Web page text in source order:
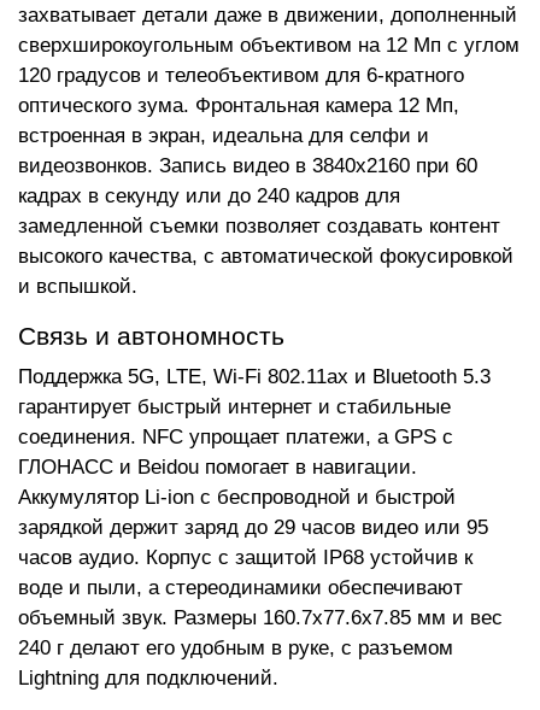
захватывает детали даже в движении, дополненный
сверхширокоугольным объективом на 12 Мп с углом
120 градусов и телеобъективом для 6-кратного
оптического зума. Фронтальная камера 12 Мп,
встроенная в экран, идеальна для селфи и
видеозвонков. Запись видео в 3840x2160 при 60
кадрах в секунду или до 240 кадров для
замедленной съемки позволяет создавать контент
высокого качества, с автоматической фокусировкой
и вспышкой.
Связь и автономность
Поддержка 5G, LTE, Wi-Fi 802.11ax и Bluetooth 5.3
гарантирует быстрый интернет и стабильные
соединения. NFC упрощает платежи, а GPS с
ГЛОНАСС и Beidou помогает в навигации.
Аккумулятор Li-ion с беспроводной и быстрой
зарядкой держит заряд до 29 часов видео или 95
часов аудио. Корпус с защитой IP68 устойчив к
воде и пыли, а стереодинамики обеспечивают
объемный звук. Размеры 160.7x77.6x7.85 мм и вес
240 г делают его удобным в руке, с разъемом
Lightning для подключений.